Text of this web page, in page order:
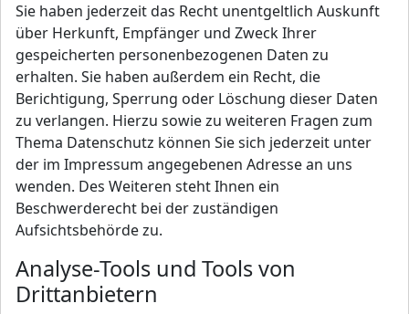
Sie haben jederzeit das Recht unentgeltlich Auskunft
über Herkunft, Empfänger und Zweck Ihrer
gespeicherten personenbezogenen Daten zu
erhalten. Sie haben außerdem ein Recht, die
Berichtigung, Sperrung oder Löschung dieser Daten
zu verlangen. Hierzu sowie zu weiteren Fragen zum
Thema Datenschutz können Sie sich jederzeit unter
der im Impressum angegebenen Adresse an uns
wenden. Des Weiteren steht Ihnen ein
Beschwerderecht bei der zuständigen
Aufsichtsbehörde zu.
Analyse-Tools und Tools von
Drittanbietern